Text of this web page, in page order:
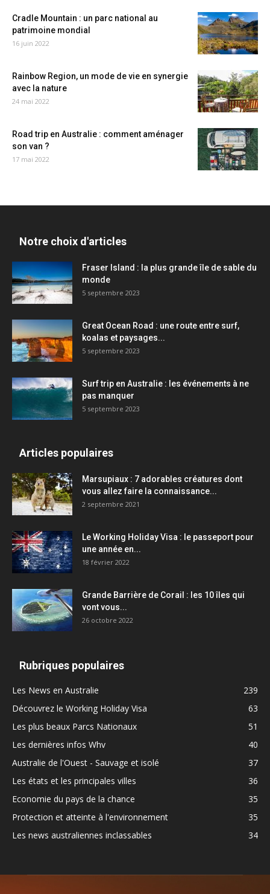
Cradle Mountain : un parc national au
patrimoine mondial
16 juin 2022
Rainbow Region, un mode de vie en synergie
avec la nature
24 mai 2022
Road trip en Australie : comment aménager
son van ?
17 mai 2022
Notre choix d'articles
Fraser Island : la plus grande île de sable du
monde
5 septembre 2023
Great Ocean Road : une route entre surf,
koalas et paysages...
5 septembre 2023
Surf trip en Australie : les événements à ne
pas manquer
5 septembre 2023
Articles populaires
Marsupiaux : 7 adorables créatures dont
vous allez faire la connaissance...
2 septembre 2021
Le Working Holiday Visa : le passeport pour
une année en...
18 février 2022
Grande Barrière de Corail : les 10 îles qui
vont vous...
26 octobre 2022
Rubriques populaires
Les News en Australie
239
Découvrez le Working Holiday Visa
63
Les plus beaux Parcs Nationaux
51
Les dernières infos Whv
40
Australie de l'Ouest - Sauvage et isolé
37
Les états et les principales villes
36
Economie du pays de la chance
35
Protection et atteinte à l'environnement
35
Les news australiennes inclassables
34